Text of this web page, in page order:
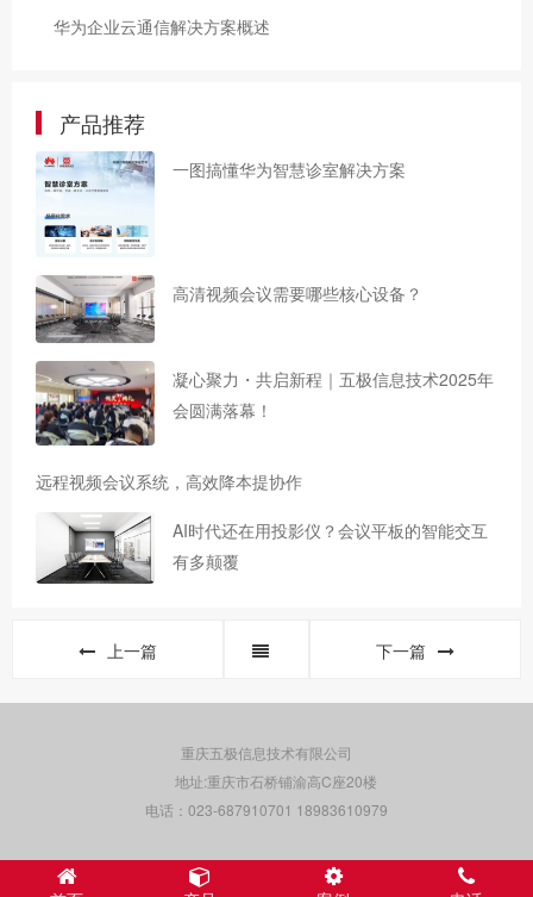
华为企业云通信解决方案概述
产品推荐
一图搞懂华为智慧诊室解决方案
高清视频会议需要哪些核心设备？
凝心聚力・共启新程｜五极信息技术2025年
会圆满落幕！
远程视频会议系统，高效降本提协作
AI时代还在用投影仪？会议平板的智能交互
有多颠覆
上一篇 下一篇
重庆五极信息技术有限公司
地址:重庆市石桥铺渝高C座20楼
电话：023-687910701 18983610979